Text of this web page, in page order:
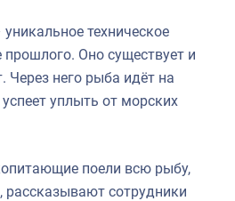
техническое
прошлого. Оно существует и
Через него рыба идёт на
успеет уплыть от морских
поели всю рыбу,
рассказывают сотрудники